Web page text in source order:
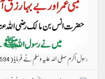
رسول اکرم صلی اللہ علیہ وسلم نے فرمایا(4,594)